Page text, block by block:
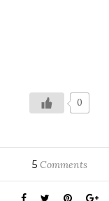
0
5Comments